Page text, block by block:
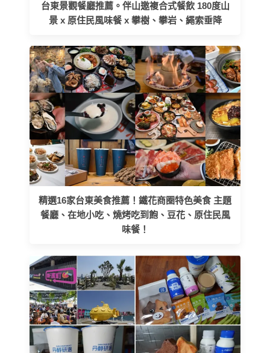
台東景觀餐廳推薦。伴山邀複合式餐飲 180度山
景 x 原住民風味餐 x 攀樹、攀岩、繩索垂降
精選16家台東美食推薦！鐵花商圈特色美食 主題
餐廳、在地小吃、燒烤吃到飽、豆花、原住民風
味餐！